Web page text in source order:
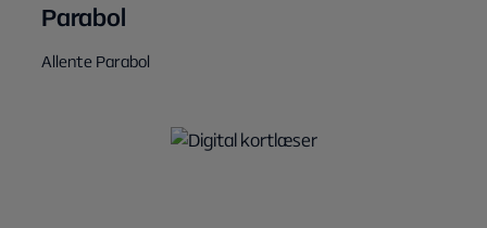
Parabol
Allente Parabol